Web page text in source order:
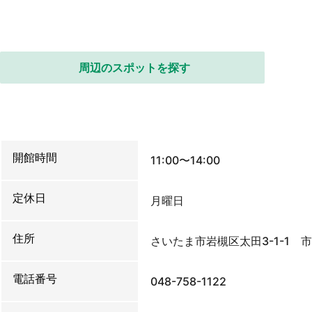
周辺のスポットを探す
開館時間 11:00〜14:00
定休日 月曜日
住所 さいたま市岩槻区太田3-1-1
電話番号 048-758-1122